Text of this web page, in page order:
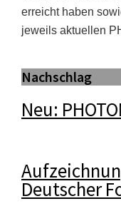
erreicht haben
jeweils aktuellen
Nachschlag
Neu:
Deutscher